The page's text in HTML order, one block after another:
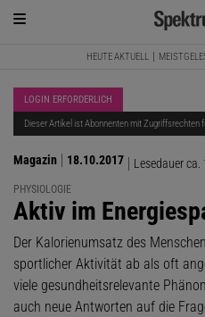
HEUTE AKTUELL
LOGIN ERFORDERLICH
Dieser Artikel ist Abonnenten mit Zugriffsrechten
Magazin 18.10.2017 Lesedauer ca.
PHYSIOLOGIE
:
Aktiv im
Der Kalorienumsatz des
sportlicher Aktivität ab als oft
viele gesundheitsrelevante
auch neue Antworten auf die